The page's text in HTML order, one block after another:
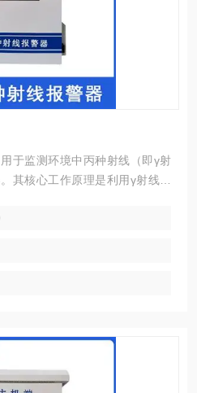
于监测环境中丙种射线（即γ射
其核心工作原理是利用γ射线与
γ射线能量转换为可测量的电信